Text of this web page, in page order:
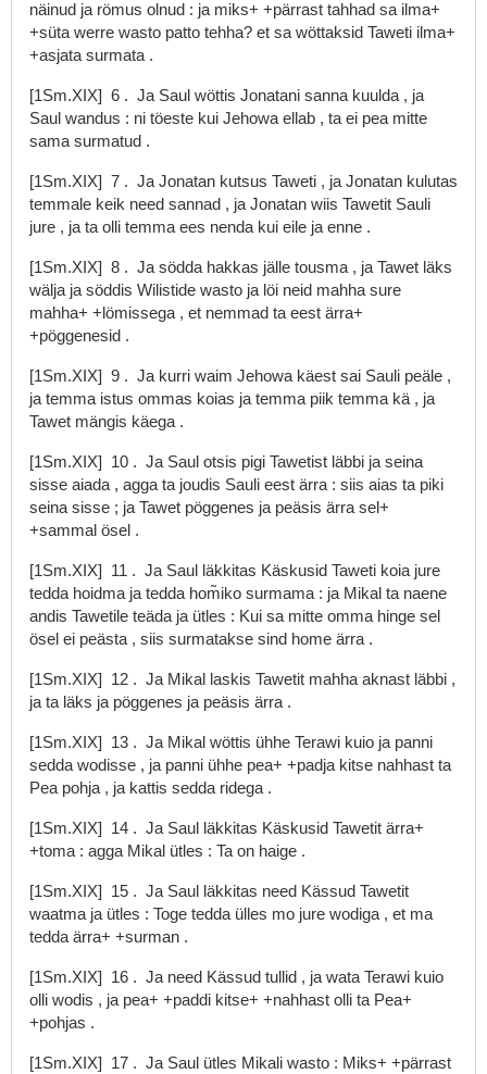
näinud ja römus olnud : ja miks+ +pärrast tahhad sa ilma+
+süta werre wasto patto tehha? et sa wöttaksid Taweti ilma+
+asjata surmata .
[1Sm.XIX] 6 . Ja Saul wöttis Jonatani sanna kuulda , ja
Saul wandus : ni töeste kui Jehowa ellab , ta ei pea mitte
sama surmatud .
[1Sm.XIX] 7 . Ja Jonatan kutsus Taweti , ja Jonatan kulutas
temmale keik need sannad , ja Jonatan wiis Tawetit Sauli
jure , ja ta olli temma ees nenda kui eile ja enne .
[1Sm.XIX] 8 . Ja södda hakkas jälle tousma , ja Tawet läks
wälja ja söddis Wilistide wasto ja löi neid mahha sure
mahha+ +lömissega , et nemmad ta eest ärra+
+pöggenesid .
[1Sm.XIX] 9 . Ja kurri waim Jehowa käest sai Sauli peäle ,
ja temma istus ommas koias ja temma piik temma kä , ja
Tawet mängis käega .
[1Sm.XIX] 10 . Ja Saul otsis pigi Tawetist läbbi ja seina
sisse aiada , agga ta joudis Sauli eest ärra : siis aias ta piki
seina sisse ; ja Tawet pöggenes ja peäsis ärra sel+
+sammal ösel .
[1Sm.XIX] 11 . Ja Saul läkkitas Käskusid Taweti koia jure
tedda hoidma ja tedda hom̃iko surmama : ja Mikal ta naene
andis Tawetile teäda ja ütles : Kui sa mitte omma hinge sel
ösel ei peästa , siis surmatakse sind home ärra .
[1Sm.XIX] 12 . Ja Mikal laskis Tawetit mahha aknast läbbi ,
ja ta läks ja pöggenes ja peäsis ärra .
[1Sm.XIX] 13 . Ja Mikal wöttis ühhe Terawi kuio ja panni
sedda wodisse , ja panni ühhe pea+ +padja kitse nahhast ta
Pea pohja , ja kattis sedda ridega .
[1Sm.XIX] 14 . Ja Saul läkkitas Käskusid Tawetit ärra+
+toma : agga Mikal ütles : Ta on haige .
[1Sm.XIX] 15 . Ja Saul läkkitas need Kässud Tawetit
waatma ja ütles : Toge tedda ülles mo jure wodiga , et ma
tedda ärra+ +surman .
[1Sm.XIX] 16 . Ja need Kässud tullid , ja wata Terawi kuio
olli wodis , ja pea+ +paddi kitse+ +nahhast olli ta Pea+
+pohjas .
[1Sm.XIX] 17 . Ja Saul ütles Mikali wasto : Miks+ +pärrast